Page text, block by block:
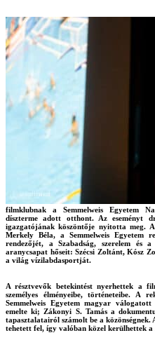
filmklubnak a Semmelweis Egyetem
díszterme adott otthont. Az eseményt
igazgatójának köszöntője nyitotta meg.
Merkely Béla, a Semmelweis Egyetem
rendezőjét, a Szabadság, szerelem és
aranycsapat hőseit: Szécsi Zoltánt, Kósz
a világ vízilabdasportját.
A résztvevők betekintést nyerhettek a
személyes élményeibe, történeteibe. A
Semmelweis Egyetem magyar
emelte ki; Zákonyi S. Tamás a
tapasztalatairól számolt be a közönségnek.
tehetett fel, így valóban közel kerülhettek